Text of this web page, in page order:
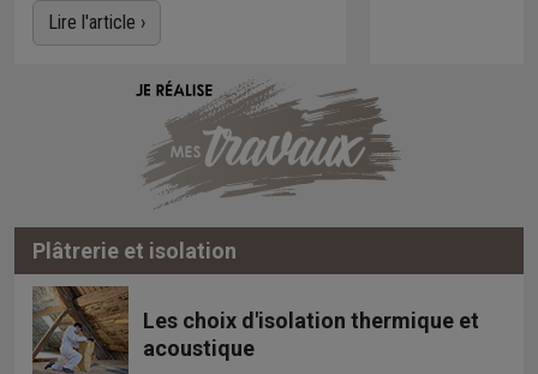
Lire l'article ›
Plâtrerie et isolation
Les choix d'isolation thermique et
acoustique